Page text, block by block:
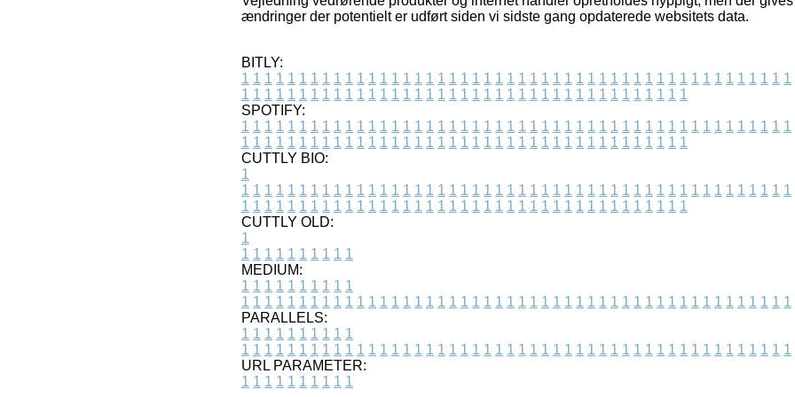
ændringer der potentielt er udført siden vi sidste gang opdaterede websitets data.
BITLY:
1 1 1 1 1 1 1 1 1 1 1 1 1 1 1 1 1 1 1 1 1 1 1 1 1 1 1 1 1 1 1 1 1 1 1 1 1 1 1 1 1 1 1 1 1 1 1 1
1 1 1 1 1 1 1 1 1 1 1 1 1 1 1 1 1 1 1 1 1 1 1 1 1 1 1 1 1 1 1 1 1 1 1 1 1 1 1
SPOTIFY:
1 1 1 1 1 1 1 1 1 1 1 1 1 1 1 1 1 1 1 1 1 1 1 1 1 1 1 1 1 1 1 1 1 1 1 1 1 1 1 1 1 1 1 1 1 1 1 1
1 1 1 1 1 1 1 1 1 1 1 1 1 1 1 1 1 1 1 1 1 1 1 1 1 1 1 1 1 1 1 1 1 1 1 1 1 1 1
CUTTLY BIO:
1
1 1 1 1 1 1 1 1 1 1 1 1 1 1 1 1 1 1 1 1 1 1 1 1 1 1 1 1 1 1 1 1 1 1 1 1 1 1 1 1 1 1 1 1 1 1 1 1
1 1 1 1 1 1 1 1 1 1 1 1 1 1 1 1 1 1 1 1 1 1 1 1 1 1 1 1 1 1 1 1 1 1 1 1 1 1 1
CUTTLY OLD:
1
1 1 1 1 1 1 1 1 1 1
MEDIUM:
1 1 1 1 1 1 1 1 1 1
1 1 1 1 1 1 1 1 1 1 1 1 1 1 1 1 1 1 1 1 1 1 1 1 1 1 1 1 1 1 1 1 1 1 1 1 1 1 1 1 1 1 1 1 1 1 1 1
PARALLELS:
1 1 1 1 1 1 1 1 1 1
1 1 1 1 1 1 1 1 1 1 1 1 1 1 1 1 1 1 1 1 1 1 1 1 1 1 1 1 1 1 1 1 1 1 1 1 1 1 1 1 1 1 1 1 1 1 1 1
URL PARAMETER:
1 1 1 1 1 1 1 1 1 1